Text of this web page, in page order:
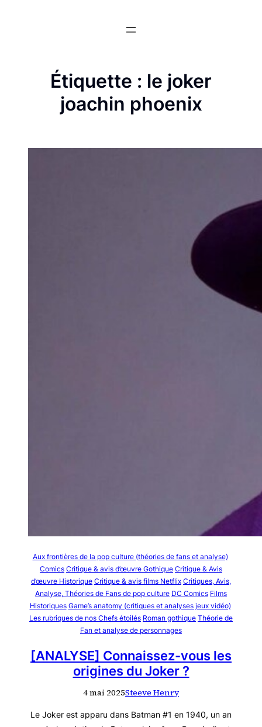
Étiquette : le joker
joachin phoenix
Aux frontières de la pop culture (théories de fans et analyse)
Comics Critique & avis d’œuvre Gothique Critique & Avis
d’œuvre Historique Critique & avis films Netflix Critiques, Avis,
Analyse, Théories de Fans de pop culture DC Comics Films
Historiques Game’s anatomy (critiques et analyses jeux vidéo)
Les rubriques de nos Chefs étoilés Roman gothique Théorie de
Fan et analyse de personnages
[ANALYSE] Connaissez-vous les
origines du Joker ?
4 mai 2025Steeve Henry
Le Joker est apparu dans Batman #1 en 1940, un an